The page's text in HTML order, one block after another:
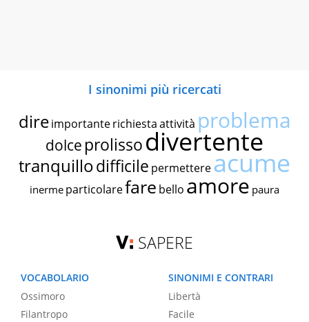
I sinonimi più ricercati
dire importante richiestaattività problema
dolce prolissodivertente
tranquillodifficile permettereacume
inerme particolarefare bello amore paura
SAPERE
VOCABOLARIO
Ossimoro
Filantropo
SINONIMI E CONTRARI
Libertà
Facile